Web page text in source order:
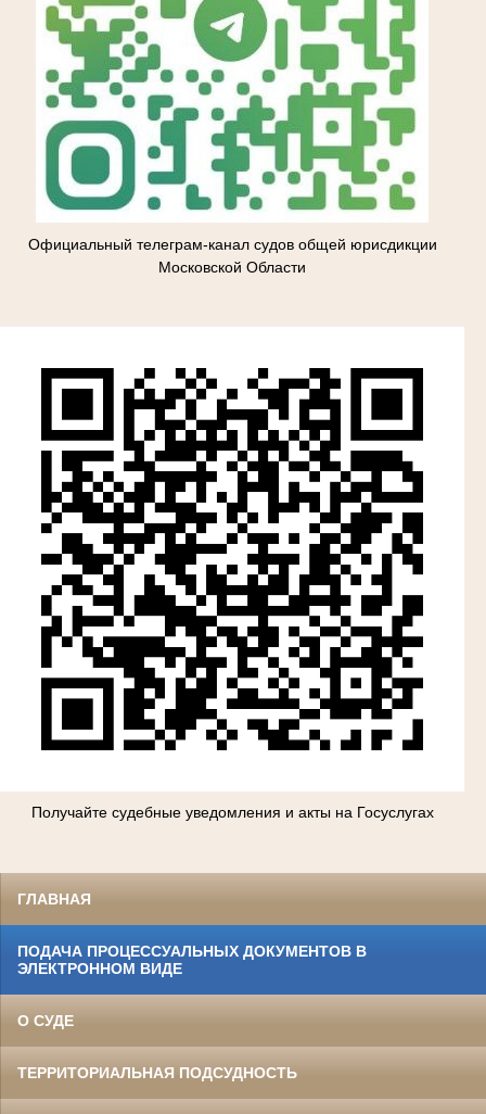
Официальный телеграм-канал судов общей юрисдикции
Московской Области
Получайте судебные уведомления и акты на Госуслугах
ГЛАВНАЯ
ПОДАЧА ПРОЦЕССУАЛЬНЫХ ДОКУМЕНТОВ В
ЭЛЕКТРОННОМ ВИДЕ
О СУДЕ
ТЕРРИТОРИАЛЬНАЯ ПОДСУДНОСТЬ